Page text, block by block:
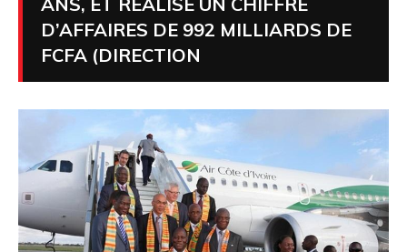
D’AFFAIRES DE 992 MILLIARDS DE
FCFA (DIRECTION